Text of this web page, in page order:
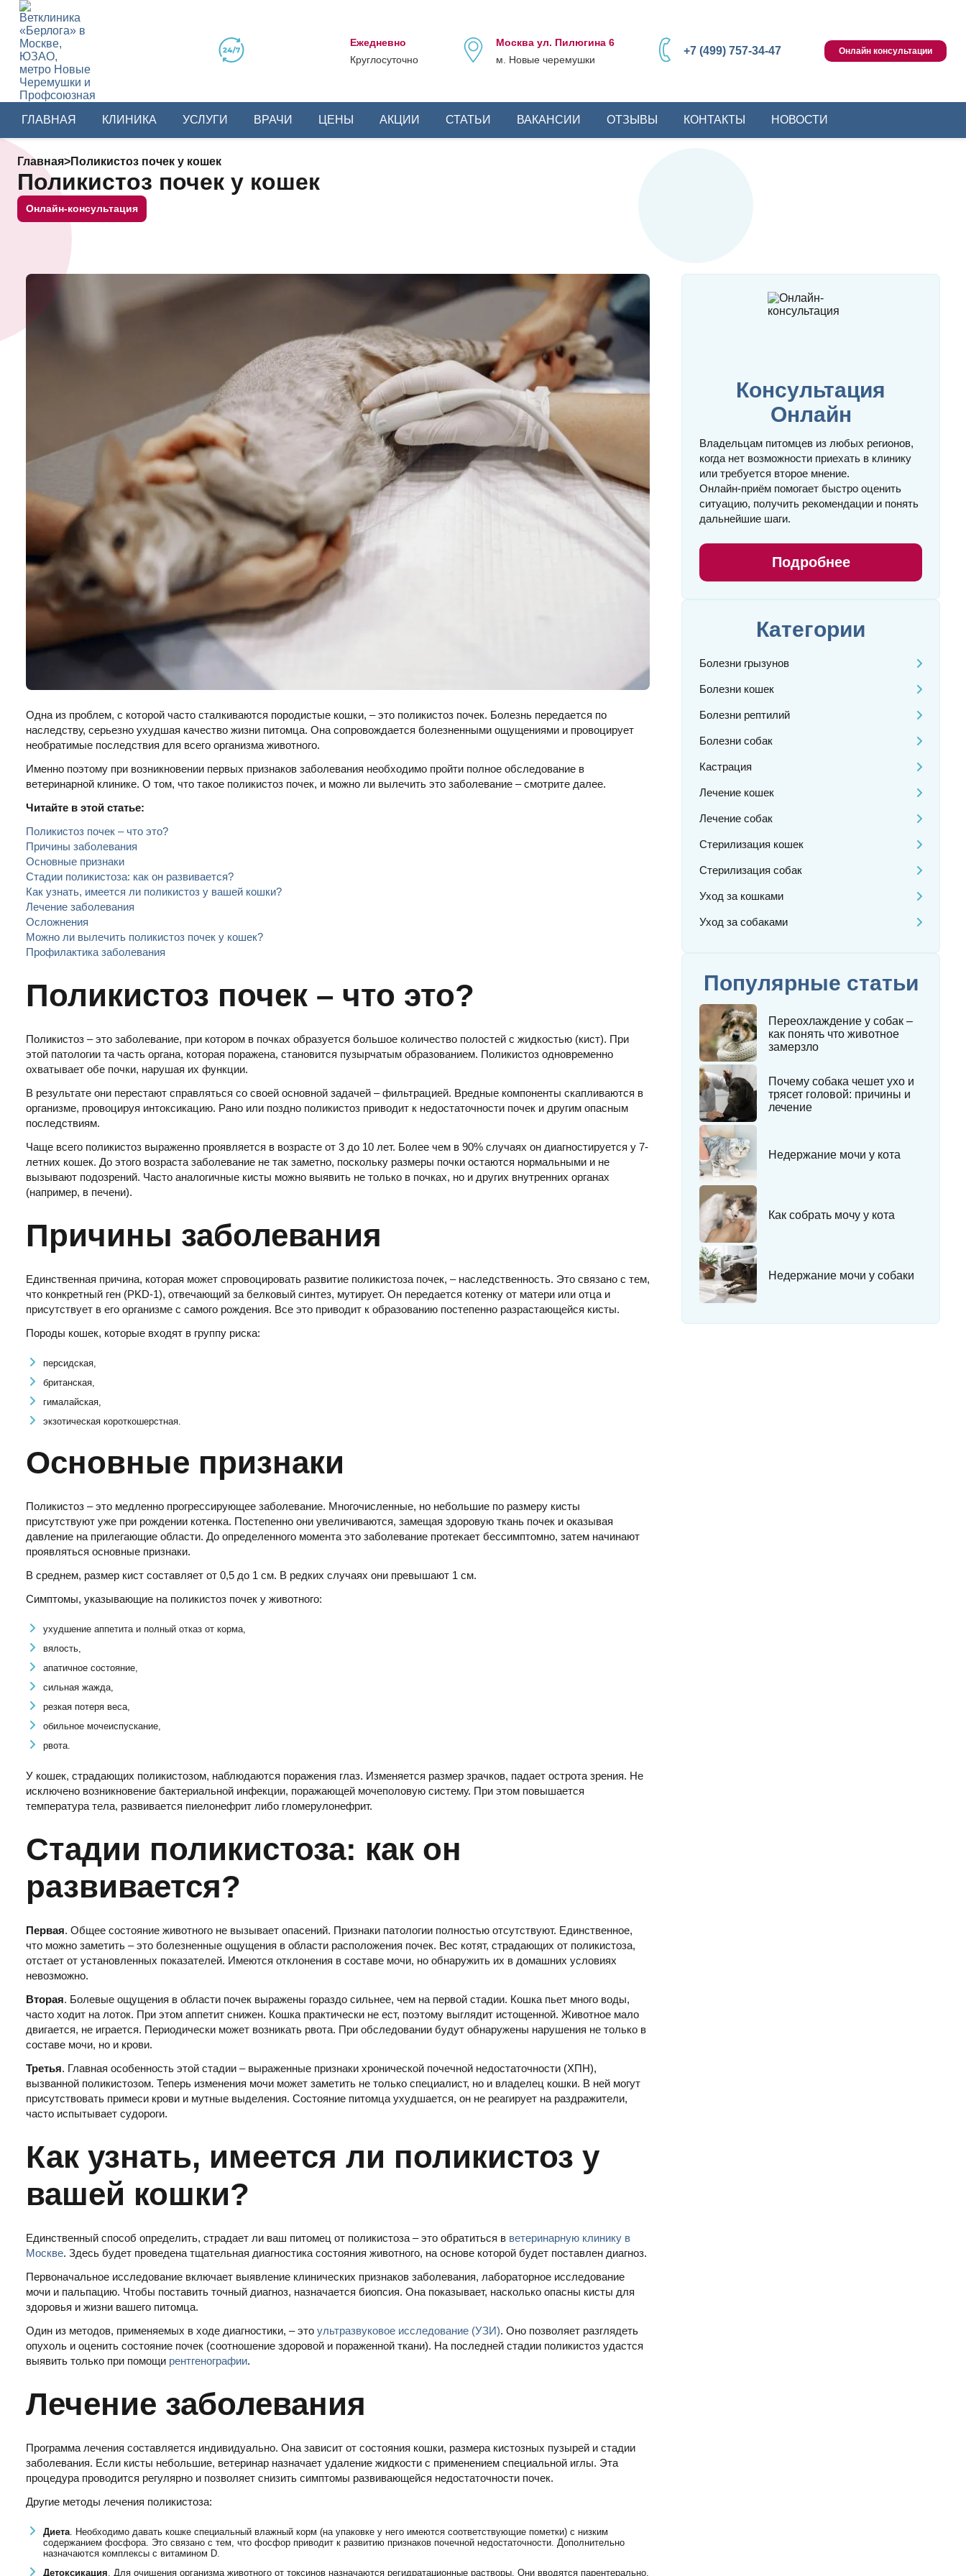
Ежедневно
Круглосуточно
Москва ул. Пилюгина 6
м. Новые черемушки
+7 (499) 757-34-47 Онлайн консультации
ГЛАВНАЯ КЛИНИКА УСЛУГИ ВРАЧИ ЦЕНЫ АКЦИИ СТАТЬИ ВАКАНСИИ ОТЗЫВЫ КОНТАКТЫ НОВОСТИ
Главная>Поликистоз почек у кошек
Поликистоз почек у кошек
Онлайн-консультация
Одна из проблем, с которой часто сталкиваются породистые кошки, – это поликистоз почек. Болезнь передается по
наследству, серьезно ухудшая качество жизни питомца. Она сопровождается болезненными ощущениями и провоцирует
необратимые последствия для всего организма животного.
Именно поэтому при возникновении первых признаков заболевания необходимо пройти полное обследование в
ветеринарной клинике. О том, что такое поликистоз почек, и можно ли вылечить это заболевание – смотрите далее.
Читайте в этой статье:
Поликистоз почек – что это?
Причины заболевания
Основные признаки
Стадии поликистоза: как он развивается?
Как узнать, имеется ли поликистоз у вашей кошки?
Лечение заболевания
Осложнения
Можно ли вылечить поликистоз почек у кошек?
Профилактика заболевания
Поликистоз почек – что это?
Поликистоз – это заболевание, при котором в почках образуется большое количество полостей с жидкостью (кист). При
этой патологии та часть органа, которая поражена, становится пузырчатым образованием. Поликистоз одновременно
охватывает обе почки, нарушая их функции.
В результате они перестают справляться со своей основной задачей – фильтрацией. Вредные компоненты скапливаются в
организме, провоцируя интоксикацию. Рано или поздно поликистоз приводит к недостаточности почек и другим опасным
последствиям.
Чаще всего поликистоз выраженно проявляется в возрасте от 3 до 10 лет. Более чем в 90% случаях он диагностируется у 7-
летних кошек. До этого возраста заболевание не так заметно, поскольку размеры почки остаются нормальными и не
вызывают подозрений. Часто аналогичные кисты можно выявить не только в почках, но и других внутренних органах
(например, в печени).
Причины заболевания
Единственная причина, которая может спровоцировать развитие поликистоза почек, – наследственность. Это связано с тем,
что конкретный ген (PKD-1), отвечающий за белковый синтез, мутирует. Он передается котенку от матери или отца и
присутствует в его организме с самого рождения. Все это приводит к образованию постепенно разрастающейся кисты.
Породы кошек, которые входят в группу риска:
персидская,
британская,
гималайская,
экзотическая короткошерстная.
Основные признаки
Поликистоз – это медленно прогрессирующее заболевание. Многочисленные, но небольшие по размеру кисты
присутствуют уже при рождении котенка. Постепенно они увеличиваются, замещая здоровую ткань почек и оказывая
давление на прилегающие области. До определенного момента это заболевание протекает бессимптомно, затем начинают
проявляться основные признаки.
В среднем, размер кист составляет от 0,5 до 1 см. В редких случаях они превышают 1 см.
Симптомы, указывающие на поликистоз почек у животного:
ухудшение аппетита и полный отказ от корма,
вялость,
апатичное состояние,
сильная жажда,
резкая потеря веса,
обильное мочеиспускание,
рвота.
У кошек, страдающих поликистозом, наблюдаются поражения глаз. Изменяется размер зрачков, падает острота зрения. Не
исключено возникновение бактериальной инфекции, поражающей мочеполовую систему. При этом повышается
температура тела, развивается пиелонефрит либо гломерулонефрит.
Стадии поликистоза: как он
развивается?
Первая. Общее состояние животного не вызывает опасений. Признаки патологии полностью отсутствуют. Единственное,
что можно заметить – это болезненные ощущения в области расположения почек. Вес котят, страдающих от поликистоза,
отстает от установленных показателей. Имеются отклонения в составе мочи, но обнаружить их в домашних условиях
невозможно.
Вторая. Болевые ощущения в области почек выражены гораздо сильнее, чем на первой стадии. Кошка пьет много воды,
часто ходит на лоток. При этом аппетит снижен. Кошка практически не ест, поэтому выглядит истощенной. Животное мало
двигается, не играется. Периодически может возникать рвота. При обследовании будут обнаружены нарушения не только в
составе мочи, но и крови.
Третья. Главная особенность этой стадии – выраженные признаки хронической почечной недостаточности (ХПН),
вызванной поликистозом. Теперь изменения мочи может заметить не только специалист, но и владелец кошки. В ней могут
присутствовать примеси крови и мутные выделения. Состояние питомца ухудшается, он не реагирует на раздражители,
часто испытывает судороги.
Как узнать, имеется ли поликистоз у
вашей кошки?
Единственный способ определить, страдает ли ваш питомец от поликистоза – это обратиться в ветеринарную клинику в
Москве. Здесь будет проведена тщательная диагностика состояния животного, на основе которой будет поставлен диагноз.
Первоначальное исследование включает выявление клинических признаков заболевания, лабораторное исследование
мочи и пальпацию. Чтобы поставить точный диагноз, назначается биопсия. Она показывает, насколько опасны кисты для
здоровья и жизни вашего питомца.
Один из методов, применяемых в ходе диагностики, – это ультразвуковое исследование (УЗИ). Оно позволяет разглядеть
опухоль и оценить состояние почек (соотношение здоровой и пораженной ткани). На последней стадии поликистоз удастся
выявить только при помощи рентгенографии.
Лечение заболевания
Программа лечения составляется индивидуально. Она зависит от состояния кошки, размера кистозных пузырей и стадии
заболевания. Если кисты небольшие, ветеринар назначает удаление жидкости с применением специальной иглы. Эта
процедура проводится регулярно и позволяет снизить симптомы развивающейся недостаточности почек.
Другие методы лечения поликистоза:
Диета . Необходимо давать кошке специальный влажный корм (на упаковке у него имеются соответствующие пометки) с низким
содержанием фосфора. Это связано с тем, что фосфор приводит к развитию признаков почечной недостаточности. Дополнительно
назначаются комплексы с витамином D.
Детоксикация . Для очищения организма животного от токсинов назначаются регидратационные растворы. Они вводятся парентерально,
Консультация
Онлайн
Владельцам питомцев из любых регионов,
когда нет возможности приехать в клинику
или требуется второе мнение.
Онлайн‑приём помогает быстро оценить
ситуацию, получить рекомендации и понять
дальнейшие шаги.
Подробнее
Категории
Болезни грызунов
Болезни кошек
Болезни рептилий
Болезни собак
Кастрация
Лечение кошек
Лечение собак
Стерилизация кошек
Стерилизация собак
Уход за кошками
Уход за собаками
Популярные статьи
Переохлаждение у собак –
как понять что животное
замерзло
Почему собака чешет ухо и
трясет головой: причины и
лечение
Недержание мочи у кота
Как собрать мочу у кота
Недержание мочи у собаки